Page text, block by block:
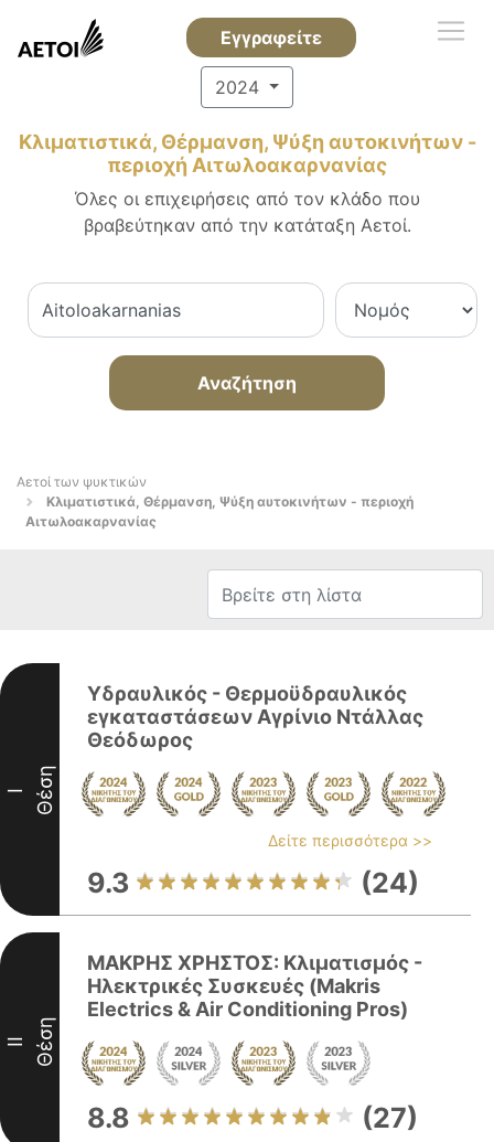
Εγγραφείτε
2024
Κλιματιστικά, Θέρμανση, Ψύξη αυτοκινήτων -
περιοχή Αιτωλοακαρνανίας
Όλες οι επιχειρήσεις από τον κλάδο που
βραβεύτηκαν από την κατάταξη Αετοί.
Αναζήτηση
Αετοί των ψυκτικών
Κλιματιστικά, Θέρμανση, Ψύξη αυτοκινήτων - περιοχή
Αιτωλοακαρνανίας
I Θέση
Υδραυλικός - Θερμοϋδραυλικός
εγκαταστάσεων Αγρίνιο Ντάλλας
Θεόδωρος
Δείτε περισσότερα >>
9.3 (24)
II Θέση
ΜΑΚΡΗΣ ΧΡΗΣΤΟΣ: Κλιματισμός -
Ηλεκτρικές Συσκευές (Makris
Electrics & Air Conditioning Pros)
8.8 (27)